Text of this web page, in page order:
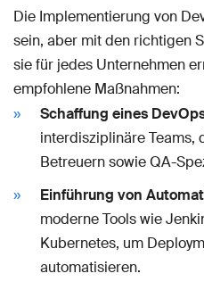
Die Implementierung von
sein, aber mit den richtigen
sie für jedes Unternehmen
empfohlene Maßnahmen:
Schaffung eines
interdisziplinäre Teams,
Betreuern sowie QA-
Einführung von
moderne Tools wie
Kubernetes, um
automatisieren.